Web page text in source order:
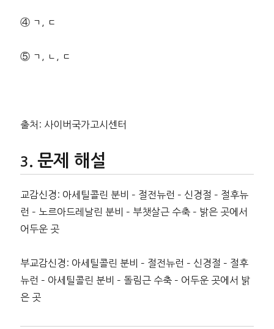
④ ㄱ, ㄷ
⑤ ㄱ, ㄴ, ㄷ
출처: 사이버국가고시센터
문제 해설
교감신경: 아세틸콜린 분비 – 절전뉴런 – 신경절 – 절후뉴
런 – 노르아드레날린 분비 – 부챗살근 수축 – 밝은 곳에서
어두운 곳
부교감신경: 아세틸콜린 분비 – 절전뉴런 – 신경절 – 절후
뉴런 – 아세틸콜린 분비 – 돌림근 수축 – 어두운 곳에서 밝
은 곳